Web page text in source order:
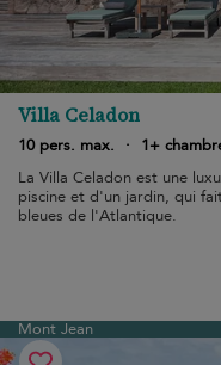
Villa Celadon
10 pers. max. · 1+
La Villa Celadon est une
piscine et d'un jardin, qui
bleues de l'Atlantique.
Mont Jean